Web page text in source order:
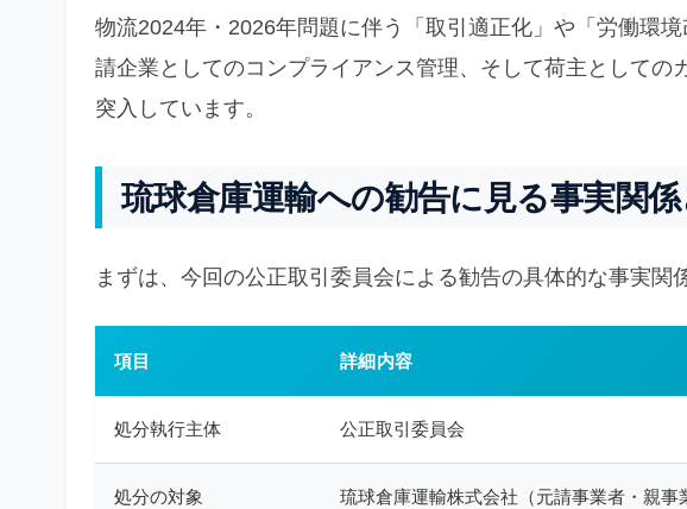
物流2024年・2026年問題に伴う「取引適正化」や「労働環
請企業としてのコンプライアンス管理、そして荷主としての
突入しています。
琉球倉庫運輸への勧告に見る事実関
まずは、今回の公正取引委員会による勧告の具体的な事実関
項目 詳細内容
処分執行主体 公正取引委員会
処分の対象 琉球倉庫運輸株式会社（元請事業者・親事